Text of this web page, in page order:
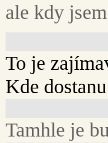
ale kdy
To je
Kde
Tamhle je